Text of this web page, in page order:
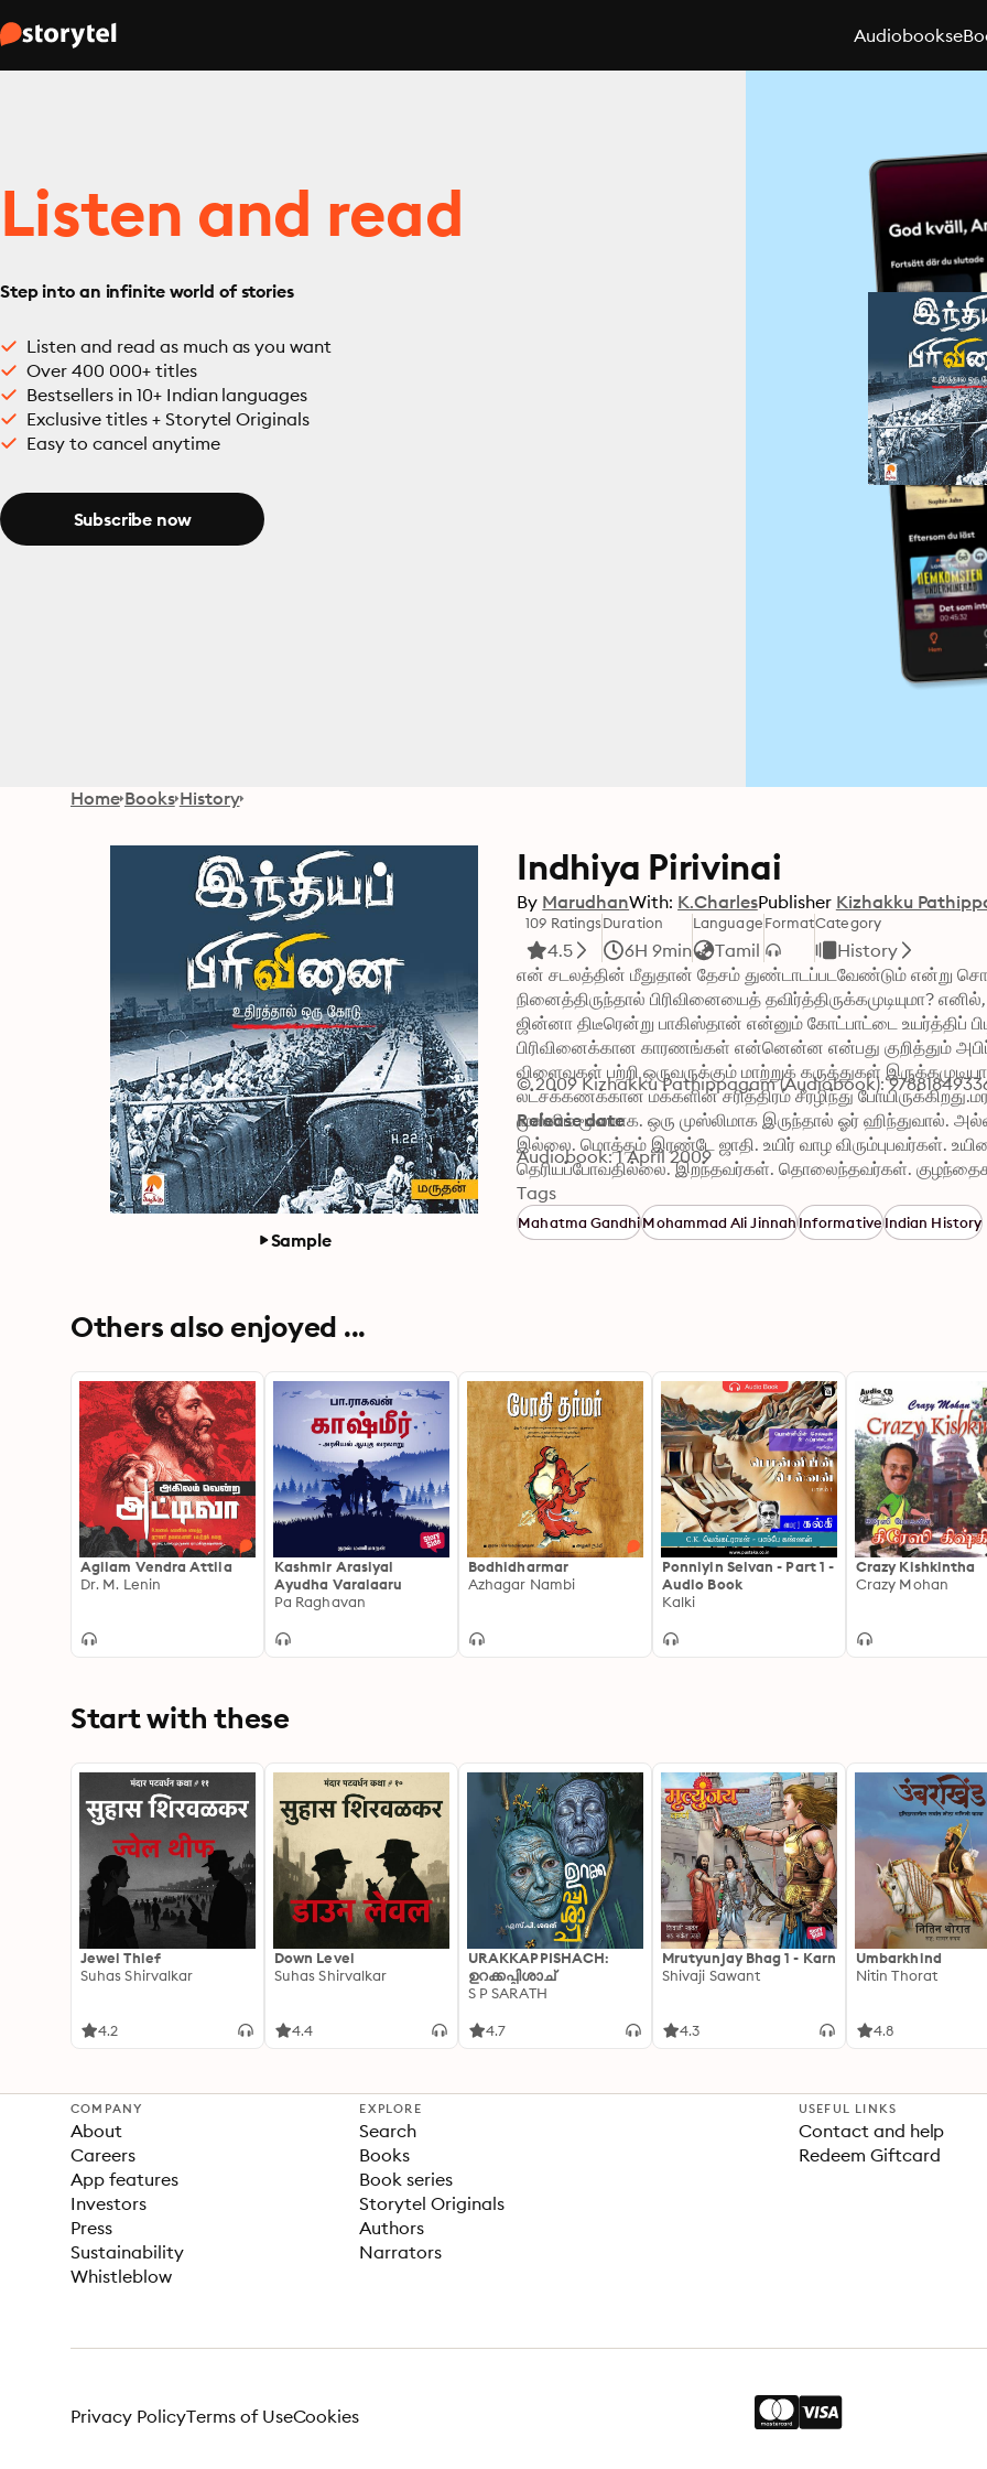
Audiobooks
Listen and read
Step into an infinite world of stories
Listen and read as much as you want
Over 400 000+ titles
Bestsellers in 10+ Indian languages
Exclusive titles + Storytel Originals
Easy to cancel anytime
Subscribe now
Home Books History
Sample
Indhiya Pirivinai
By MarudhanWith: K.CharlesPublisher Kizhakku
109 Ratings
4.5
Duration
6H 9min
Language
Tamil
FormatCategory
History
என் சடலத்தின் மீதுதான் தேசம் துண்டாடப்படவேண்டும் என்று
நினைத்திருந்தால் பிரிவினையைத் தவிர்த்திருக்கமுடியுமா?
ஜின்னா திடீரென்று பாகிஸ்தான் என்னும் கோட்பாட்டை உயர்த்திப்
பிரிவினைக்கான காரணங்கள் என்னென்ன என்பது குறித்தும்
விளைவுகள் பற்றி ஒருவருக்கும் மாற்றுக் கருத்துகள்
லட்சக்கணக்கான மக்களின் சரித்திரம் சீரழிந்து
முஸ்லிம் மூலமாக. ஒரு முஸ்லிமாக இருந்தால் ஓர் ஹிந்துவால்.
இல்லை. மொத்தம் இரண்டே ஜாதி. உயிர் வாழ விரும்புபவர்கள்.
தெரியப்போவதில்லை. இறந்தவர்கள். தொலைந்தவர்கள்.
சகோதரிகள். பிரிந்த நண்பர்கள். உயிருடன் இருக்கிறார்களா
துடித்துக்கொண்டிருப்பவர்கள். துயர் தாங்காமல் தங்கள் உயிரை
இறந்துபோனவர்கள். இறந்து பிறந்த குழந்தைகள். பிறந்து இறந்த
© 2009 Kizhakku Pathippagam (Audiobook):
Release date
Audiobook: 1 April 2009
Tags
Mahatma GandhiMohammad Ali JinnahInformativeIndian History
Others also enjoyed ...
Agilam Vendra Attila
Dr. M. Lenin
Kashmir Arasiyal
Ayudha Varalaaru
Pa Raghavan
Bodhidharmar
Azhagar Nambi
Ponniyin Selvan - Part 1 -
Audio Book
Kalki
Crazy Kishkintha
Crazy Mohan
Start with these
Jewel Thief
Suhas Shirvalkar
4.2
Down Level
Suhas Shirvalkar
4.4
URAKKAPPISHACH:
ഉറക്കപ്പിശാച്
S P SARATH
4.7
Mrutyunjay Bhag 1 - Karn
Shivaji Sawant
4.3
Umbarkhind
Nitin Thorat
4.8
COMPANY
About
Careers
App features
Investors
Press
Sustainability
Whistleblow
EXPLORE
Search
Books
Book series
Storytel Originals
Authors
Narrators
USEFUL LINKS
Contact and help
Redeem Giftcard
Privacy PolicyTerms of UseCookies